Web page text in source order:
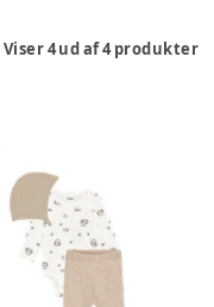
Viser4ud af4produkter